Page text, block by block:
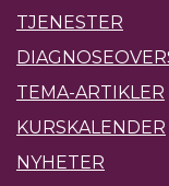
TJENESTER
TEMA-ARTIKLER
KURSKALENDER
NYHETER